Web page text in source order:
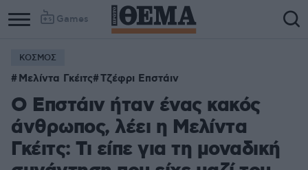
Games
ΚΟΣΜΟΣ
Μελίντα Γκέιτς Τζέφρι Επστάιν
Ο Επστάιν ήταν ένας κακός
άνθρωπος, λέει η Μελίντα
Γκέιτς: Τι είπε για τη μοναδική